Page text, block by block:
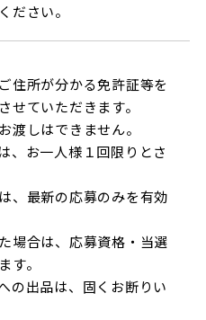
ださい。
住所が分かる免許証等を
せていただきます。
渡しはできません。
、お一人様１回限りとさ
、最新の応募のみを有効
場合は、応募資格・当選
す。
の出品は、固くお断りい